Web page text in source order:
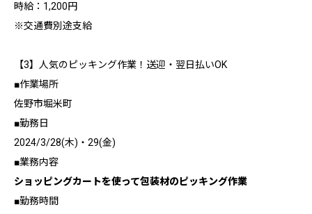
時給：1,200円
※交通費別途支給
【3】人気のピッキング作業！送迎・翌日払いOK
■作業場所
佐野市堀米町
■勤務日
2024/3/28(木)・29(金)
■業務内容
ショッピングカートを使って包装材のピッキング作業
■勤務時間